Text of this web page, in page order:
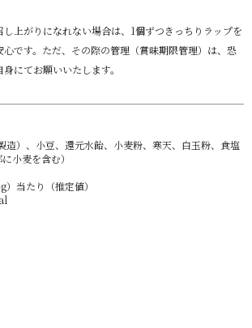
上がりになれない場合は、1個ずつきっちりラップを
心です。ただ、その際の管理（賞味期限管理）は、恐
にてお願いいたします。
造）、小豆、還元水飴、小麦粉、寒天、白玉粉、食塩
小麦を含む）
当たり（推定値）